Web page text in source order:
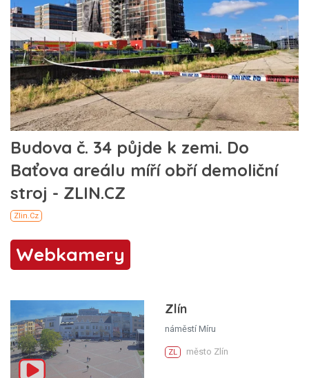
Webkamery
Zlín
náměstí Míru
ZL město Zlín